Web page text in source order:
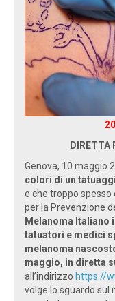
DIRETTA
Genova, 10 maggio
colori di un
e che troppo spesso
per la Prevenzione
Melanoma Italiano
tatuatori e medici
melanoma
maggio, in diretta
all’indirizzo https://
volge lo sguardo sul